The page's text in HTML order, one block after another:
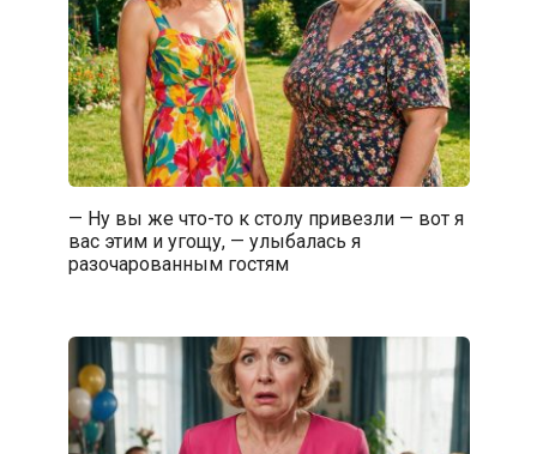
— Ну вы же что-то к столу привезли — вот я
вас этим и угощу, — улыбалась я
разочарованным гостям